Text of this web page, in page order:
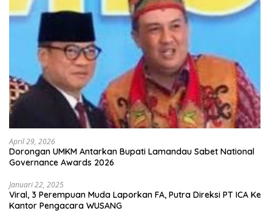
April 29, 2026
Dorongan UMKM Antarkan Bupati Lamandau Sabet National
Governance Awards 2026
Januari 22, 2025
Viral, 3 Perempuan Muda Laporkan FA, Putra Direksi PT ICA Ke
Kantor Pengacara WUSANG